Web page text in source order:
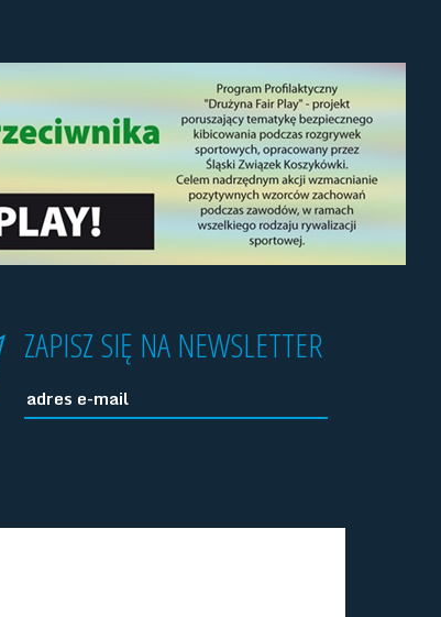
ZAPISZ SIĘ NA NEWSLETTER